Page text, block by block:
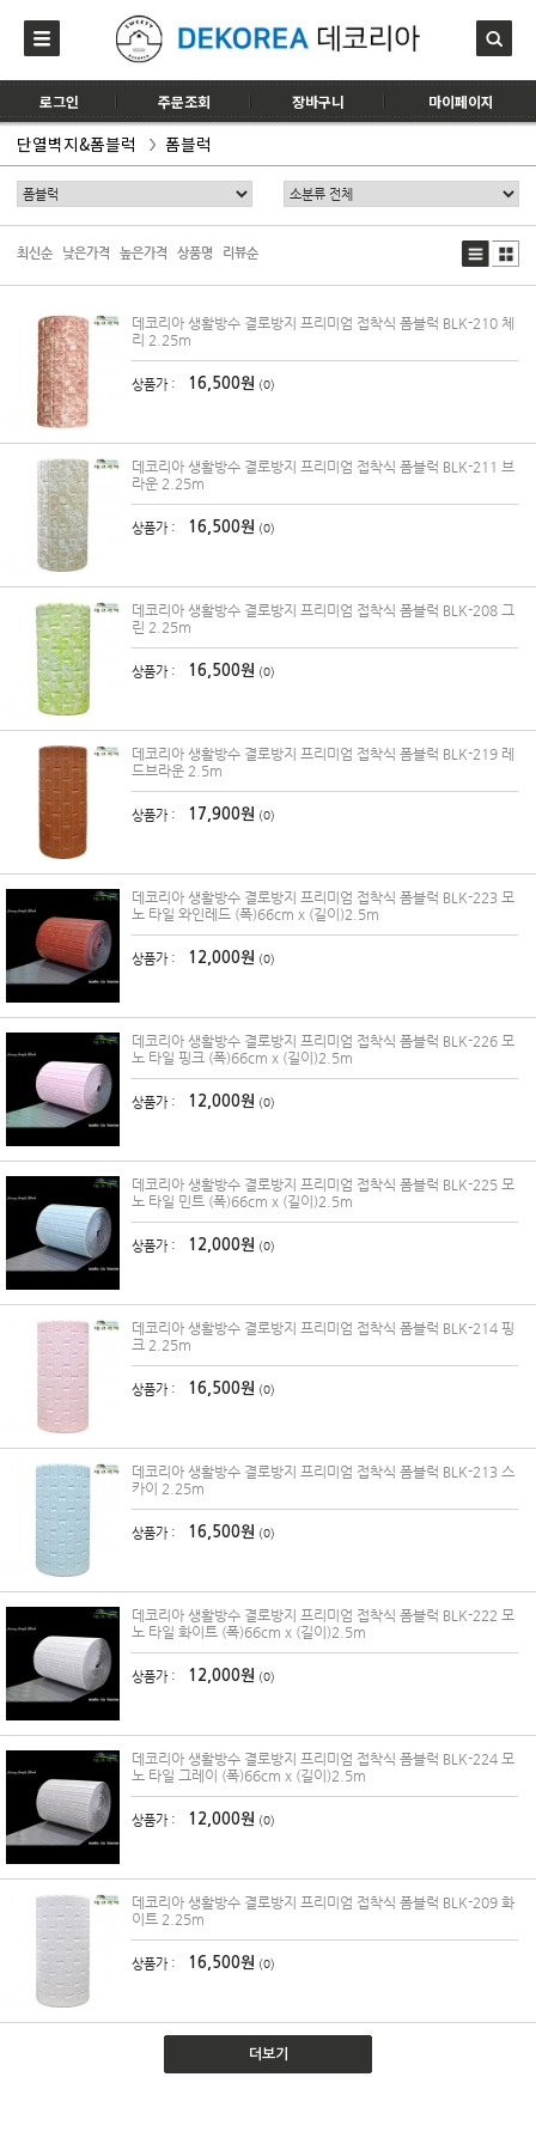
로그인 주문조회 장바구니 마이페이지
단열벽지&폼블럭 폼블럭
최신순 낮은가격 높은가격 상품명 리뷰순
데코리아 생활방수 결로방지 프리미엄 접착식 폼블럭 BLK-210 체
리 2.25m
상품가 : 16,500원 (0)
데코리아 생활방수 결로방지 프리미엄 접착식 폼블럭 BLK-211 브
라운 2.25m
상품가 : 16,500원 (0)
데코리아 생활방수 결로방지 프리미엄 접착식 폼블럭 BLK-208 그
린 2.25m
상품가 : 16,500원 (0)
데코리아 생활방수 결로방지 프리미엄 접착식 폼블럭 BLK-219 레
드브라운 2.5m
상품가 : 17,900원 (0)
데코리아 생활방수 결로방지 프리미엄 접착식 폼블럭 BLK-223 모
노 타일 와인레드 (폭)66cm x (길이)2.5m
상품가 : 12,000원 (0)
데코리아 생활방수 결로방지 프리미엄 접착식 폼블럭 BLK-226 모
노 타일 핑크 (폭)66cm x (길이)2.5m
상품가 : 12,000원 (0)
데코리아 생활방수 결로방지 프리미엄 접착식 폼블럭 BLK-225 모
노 타일 민트 (폭)66cm x (길이)2.5m
상품가 : 12,000원 (0)
데코리아 생활방수 결로방지 프리미엄 접착식 폼블럭 BLK-214 핑
크 2.25m
상품가 : 16,500원 (0)
데코리아 생활방수 결로방지 프리미엄 접착식 폼블럭 BLK-213 스
카이 2.25m
상품가 : 16,500원 (0)
데코리아 생활방수 결로방지 프리미엄 접착식 폼블럭 BLK-222 모
노 타일 화이트 (폭)66cm x (길이)2.5m
상품가 : 12,000원 (0)
데코리아 생활방수 결로방지 프리미엄 접착식 폼블럭 BLK-224 모
노 타일 그레이 (폭)66cm x (길이)2.5m
상품가 : 12,000원 (0)
데코리아 생활방수 결로방지 프리미엄 접착식 폼블럭 BLK-209 화
이트 2.25m
상품가 : 16,500원 (0)
더보기